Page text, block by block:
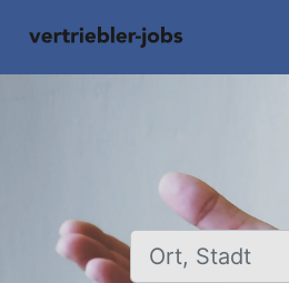
Ort, Stadt